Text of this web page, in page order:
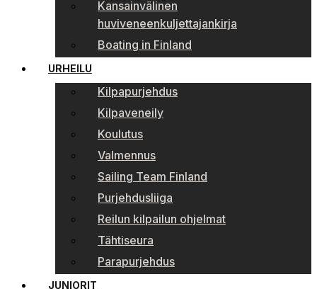
Kansainvälinen
huviveneenkuljettajankirja
Boating in Finland
URHEILU
Kilpapurjehdus
Kilpaveneily
Koulutus
Valmennus
Sailing Team Finland
Purjehdusliiga
Reilun kilpailun ohjelmat
Tähtiseura
Parapurjehdus
JUNIORIT